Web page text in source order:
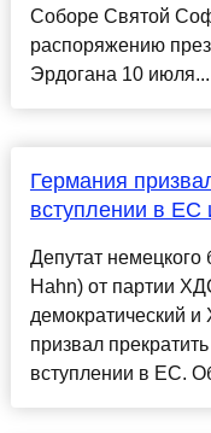
Соборе Святой
распоряжению
Эрдогана 10 июля...
Германия
вступлении в ЕС
Депутат немецкого
Hahn) от партии
демократический
призвал
вступлении в ЕС.